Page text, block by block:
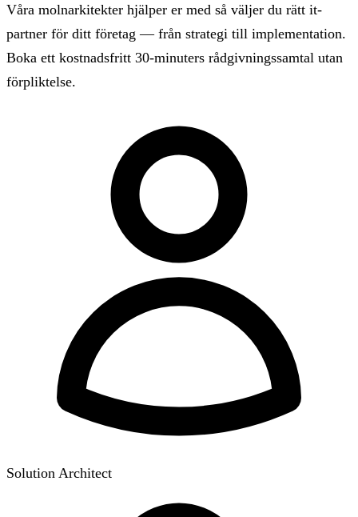
Våra molnarkitekter hjälper er med så väljer du rätt it-
partner för ditt företag — från strategi till implementation.
Boka ett kostnadsfritt 30-minuters rådgivningssamtal utan
förpliktelse.
Solution Architect